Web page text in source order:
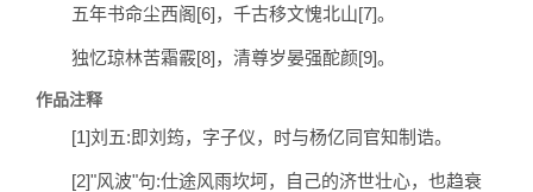
五年书命尘西阁[6]，千古移文愧北山[7]。
独忆琼林苦霜霰[8]，清尊岁晏强酡颜[9]。
作品注释
[1]刘五:即刘筠，字子仪，时与杨亿同官知制诰。
[2]"风波"句:仕途风雨坎坷，自己的济世壮心，也趋衰